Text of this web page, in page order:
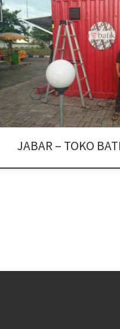
JABAR – TOKO